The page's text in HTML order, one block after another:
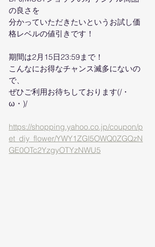
の良さを
分かっていただきたいというお試し価
格レベルの値引きです！
期間は2月15日23:59まで！
こんなにお得なチャンス滅多にないの
で、
ぜひご利用お待ちしております(/・
ω・)/
https://shopping.yahoo.co.jp/coupon/p
et_diy_flower/YWY1ZGI5OWQ0ZGQzN
GE0OTc2YzgyOTYzNWU5